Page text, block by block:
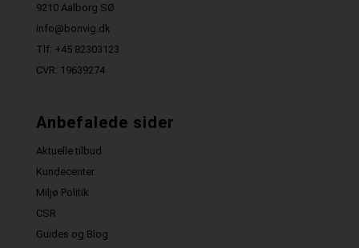
9210 Aalborg SØ
info@bonvig.dk
Tlf: +45 82303123
CVR: 19639274
Anbefalede sider
Aktuelle tilbud
Kundecenter
Miljø Politik
CSR
Guides og Blog